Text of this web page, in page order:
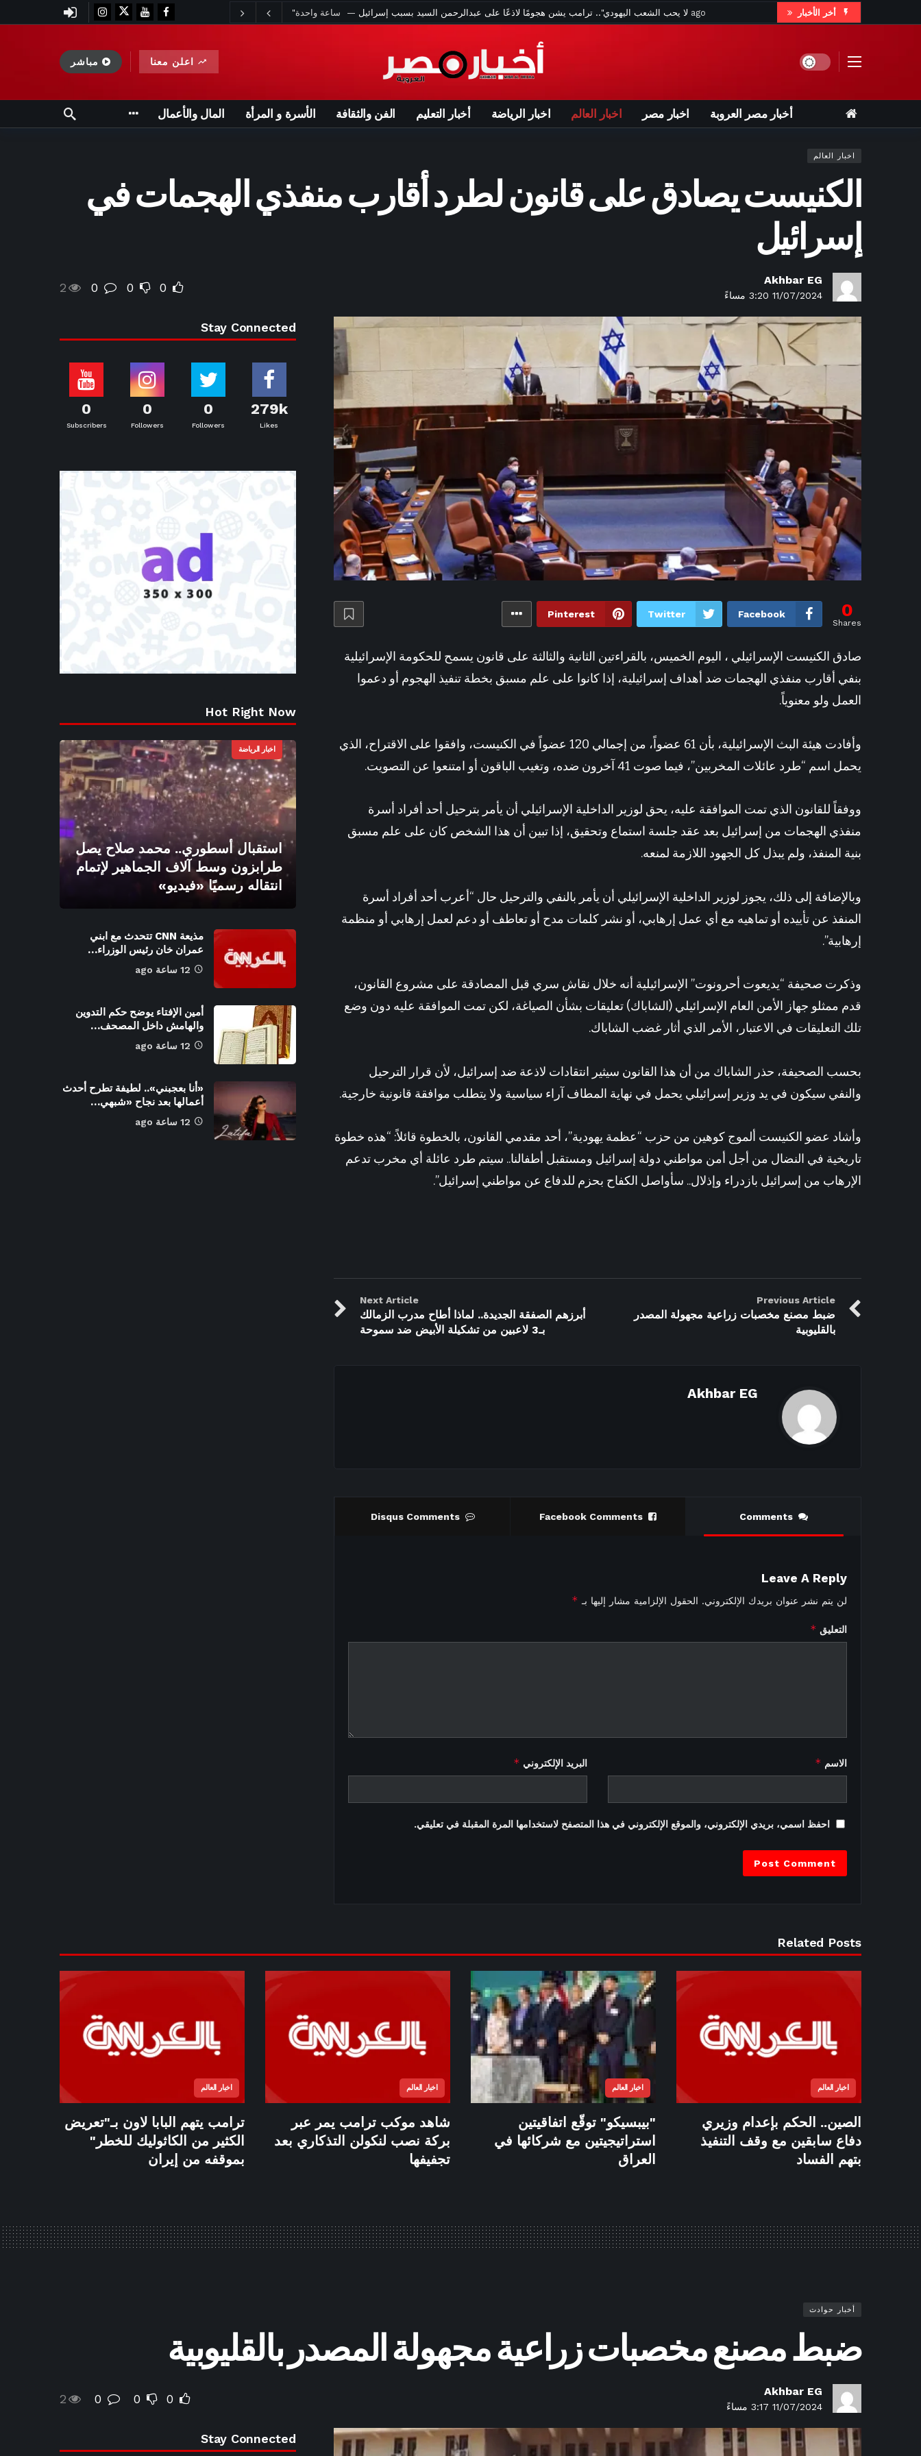
أخر الأخبار هكذا علق ممداني على فوز عبدالرحمن السيد بالانتخابات التمهيدية للديمقراطيين في ميشيغان لمجلس الشيوخ
ترامب: تقدم كبير في محادثات هرمز.. والاتفاق يقترب
نجت من انفجار مرفأ بيروت.. وما زالت تنتظر ابنها5 ساعات ago
عبد السيد يفوز بترشيح الديمقراطيين في ميشيغان6 ساعات ago
اختلاق واقعة “فتاة أوبر” يثير غضبا في مصر.. ماذا حدث؟
بعد تألقه في كأس العالم 2026.. اهتمام إسباني بضم إمام عاشور من الأهلي – الأسبوع9 ساعات ago
«شاعر مصر الأول» – الأسبوع9 ساعات ago
اكسري الروتين ليشعر بتجربة ممتعة.. كيف تشجعين طفلك على المذاكرة؟ – الأسبوع11 ساعة ago
أقلعت عن التدخين؟ إليك الطرق الطبيعية لتنظيف رئتيك واستعادة كفاءتهما – الأسبوع
بثنائية نظيفة.. الأهلي يتفوق على بترول أسيوط في ثالث تجاربه الودية – الأسبوع 11 ساعة ago
على أنغام «بيان هام».. غزي وكزبرة يطلقان رقصة خاصة للترويج لفيلم «محمود التاني» 11 ساعة ago
أمين الفتوى يحسم الجدل: ما حكم كسب المال من منصات التواصل الاجتماعي؟11 ساعة ago
إبراهيم حسن يطالب «كاف» بتعديل أجندة سبتمبر قبل انطلاق تصفيات أمم أفريقيا 2027
«لا أتذكر أنني رأيت شيئا كهذا من قبل» – الأسبوع
استعدادًا للموسم المقبل.. الزمالك يواصل تدريباته الجماعية تحت قيادة معتمد جمال 11 ساعة ago
«يلا ساحل 2026».. الهضبة عمرو دياب يفتتح موسم حفلات U Arena بالعلمين الجديدة – الأسبوع11 ساعة ago
استقبال أسطوري.. محمد صلاح يصل طرابزون وسط آلاف الجماهير لإتمام انتقاله رسميًا «فيديو»
مذيعة CNN تتحدث مع ابني عمران خان رئيس الوزراء الباكستاني السابق المسجون.. هذا ما قالاه 12 ساعة ago
أمين الإفتاء يوضح حكم التدوين والهامش داخل المصحف لتسهيل الحفظ12 ساعة ago
«أنا بعجبني».. لطيفة تطرح أحدث أعمالها بعد نجاح «شبهي بالملي» – الأسبوع12 ساعة ago
موعد أول مباراة لـ محمد صلاح مع طرابزون سبور.. مواجهة مرتقبة في افتتاح الدوري التركي12 ساعة ago
يوفنتوس يستهدف زيركزي.. إعارة مهاجم مانشستر يونايتد على رأس أولويات السيدة العجوز19 دقيقة ago
Dark mode اعلن معنا مباشر
أخبار مصر العروبة اخبار مصر اخبار العالم اخبار الرياضة أخبار التعليم الفن والثقافة الأسرة و المرأة المال والأعمال
اخبار العالم
الكنيست يصادق على قانون لطرد أقارب منفذي الهجمات في
إسرائيل
Akhbar EG
11/07/2024 3:20 مساءً
0
0
0
2
0
Shares
Facebook
Twitter
Pinterest
صادق الكنيست الإسرائيلي ، اليوم الخميس، بالقراءتين الثانية والثالثة على قانون يسمح للحكومة الإسرائيلية
بنفي أقارب منفذي الهجمات ضد أهداف إسرائيلية، إذا كانوا على علم مسبق بخطة تنفيذ الهجوم أو دعموا
العمل ولو معنوياً.
وأفادت هيئة البث الإسرائيلية، بأن 61 عضواً، من إجمالي 120 عضواً في الكنيست، وافقوا على الاقتراح، الذي
يحمل اسم “طرد عائلات المخربين”، فيما صوت 41 آخرون ضده، وتغيب الباقون أو امتنعوا عن التصويت.
ووفقاً للقانون الذي تمت الموافقة عليه، يحق لوزير الداخلية الإسرائيلي أن يأمر بترحيل أحد أفراد أسرة
منفذي الهجمات من إسرائيل بعد عقد جلسة استماع وتحقيق، إذا تبين أن هذا الشخص كان على علم مسبق
بنية المنفذ، ولم يبذل كل الجهود اللازمة لمنعه.
وبالإضافة إلى ذلك، يجوز لوزير الداخلية الإسرائيلي أن يأمر بالنفي والترحيل حال “أعرب أحد أفراد أسرة
المنفذ عن تأييده أو تماهيه مع أي عمل إرهابي، أو نشر كلمات مدح أو تعاطف أو دعم لعمل إرهابي أو منظمة
إرهابية”.
وذكرت صحيفة “يديعوت أحرونوت” الإسرائيلية أنه خلال نقاش سري قبل المصادقة على مشروع القانون،
قدم ممثلو جهاز الأمن العام الإسرائيلي (الشاباك) تعليقات بشأن الصياغة، لكن تمت الموافقة عليه دون وضع
تلك التعليقات في الاعتبار، الأمر الذي أثار غضب الشاباك.
بحسب الصحيفة، حذر الشاباك من أن هذا القانون سيثير انتقادات لاذعة ضد إسرائيل، لأن قرار الترحيل
والنفي سيكون في يد وزير إسرائيلي يحمل في نهاية المطاف آراء سياسية ولا يتطلب موافقة قانونية خارجية.
وأشاد عضو الكنيست ألموج كوهين من حزب “عظمة يهودية”، أحد مقدمي القانون، بالخطوة قائلاً: “هذه خطوة
تاريخية في النضال من أجل أمن مواطني دولة إسرائيل ومستقبل أطفالنا.. سيتم طرد عائلة أي مخرب تدعم
الإرهاب من إسرائيل بازدراء وإذلال.. سأواصل الكفاح بحزم للدفاع عن مواطني إسرائيل”.
Previous Article
ضبط مصنع مخصبات زراعية مجهولة المصدر
بالقليوبية
Next Article
أبرزهم الصفقة الجديدة.. لماذا أطاح مدرب الزمالك
بـ3 لاعبين من تشكيلة الأبيض ضد سموحة
Akhbar EG
Comments
Facebook Comments
Disqus Comments
Leave A Reply
لن يتم نشر عنوان بريدك الإلكتروني. الحقول الإلزامية مشار إليها بـ *
التعليق *
الاسم * البريد الإلكتروني *
احفظ اسمي، بريدي الإلكتروني، والموقع الإلكتروني في هذا المتصفح لاستخدامها المرة المقبلة في تعليقي.
Stay Connected
279k
Likes
0
Followers
0
Followers
0
Subscribers
Hot Right Now
اخبار الرياضة
استقبال أسطوري.. محمد صلاح يصل
طرابزون وسط آلاف الجماهير لإتمام
انتقاله رسميًا «فيديو»
مذيعة CNN تتحدث مع ابني
عمران خان رئيس الوزراء…
12 ساعة ago
أمين الإفتاء يوضح حكم التدوين
والهامش داخل المصحف…
12 ساعة ago
«أنا بعجبني».. لطيفة تطرح أحدث
أعمالها بعد نجاح «شبهي…
12 ساعة ago
Related Posts
اخبار العالم
الصين.. الحكم بإعدام وزيري
دفاع سابقين مع وقف التنفيذ
بتهم الفساد
اخبار العالم
"بيبسيكو" توقّع اتفاقيتين
استراتيجيتين مع شركائها في
العراق
اخبار العالم
شاهد موكب ترامب يمر عبر
بركة نصب لنكولن التذكاري بعد
تجفيفها
اخبار العالم
ترامب يتهم البابا لاون بـ"تعريض
الكثير من الكاثوليك للخطر"
بموقفه من إيران
أخبار حوادث
ضبط مصنع مخصبات زراعية مجهولة المصدر بالقليوبية
Akhbar EG
11/07/2024 3:17 مساءً
0
0
0
2
Stay Connected